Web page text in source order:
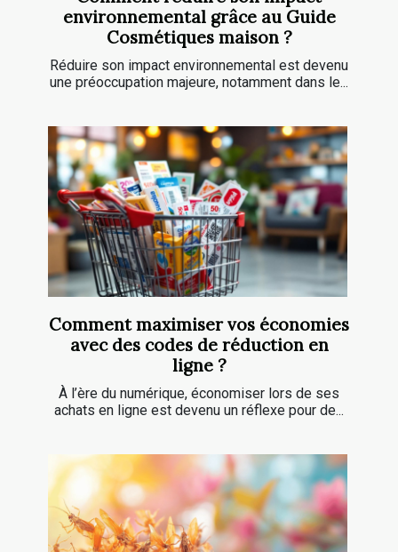
environnemental grâce au Guide
Cosmétiques maison ?
Réduire son impact environnemental est devenu
une préoccupation majeure, notamment dans le...
Comment maximiser vos économies
avec des codes de réduction en
ligne ?
À l’ère du numérique, économiser lors de ses
achats en ligne est devenu un réflexe pour de...